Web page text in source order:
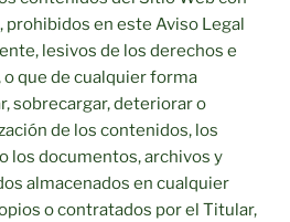
en este Aviso Legal
lesivos de los derechos e
que de cualquier forma
sobrecargar, deteriorar o
de los contenidos, los
los documentos, archivos y
almacenados en cualquier
o contratados por el Titular,